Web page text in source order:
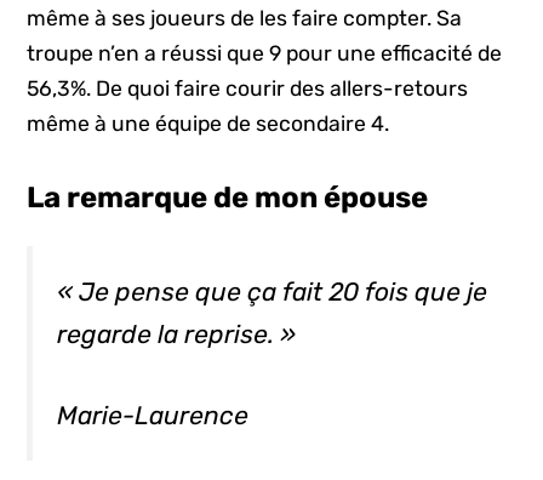
même à ses joueurs de les faire compter. Sa
troupe n’en a réussi que 9 pour une efficacité de
56,3%. De quoi faire courir des allers-retours
même à une équipe de secondaire 4.
La remarque de mon épouse
« Je pense que ça fait 20 fois que je
regarde la reprise. »
Marie-Laurence